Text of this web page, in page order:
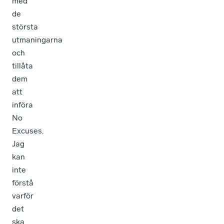
de
största
utmaningarna
och
tillåta
dem
att
införa
No
Excuses.
Jag
kan
inte
förstå
varför
det
ska